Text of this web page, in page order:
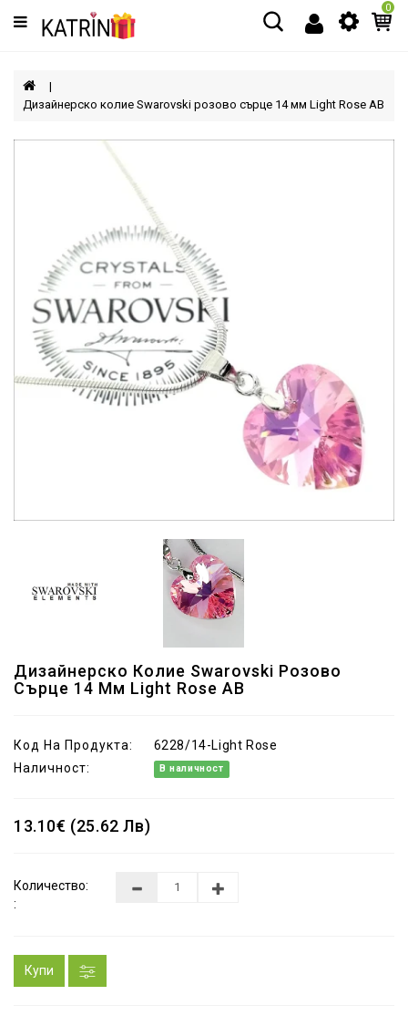
Категории
МЪЖЕ
0
Дизайнерско колие Swarovski розово сърце 14 мм Light Rose AB
Дизайнерско Колие Swarovski Розово
Сърце 14 Мм Light Rose AB
Код На Продукта:
6228/14-Light Rose
Наличност:
В наличност
13.10€ (25.62 Лв)
Количество:
:
Купи